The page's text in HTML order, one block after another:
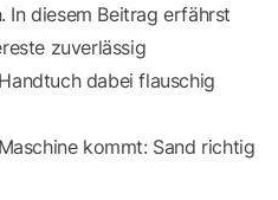
In diesem Beitrag erfährst
zuverlässig
dabei flauschig
kommt: Sand richtig